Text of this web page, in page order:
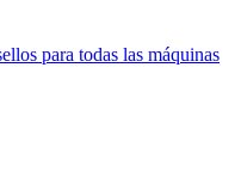
para todas las máquinas